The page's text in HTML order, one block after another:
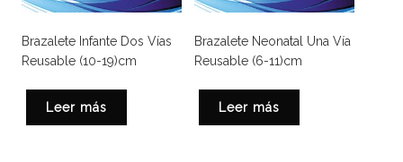
Brazalete Infante Dos Vías
Reusable (10-19)cm
Leer más
Brazalete Neonatal Una Vía
Reusable (6-11)cm
Leer más